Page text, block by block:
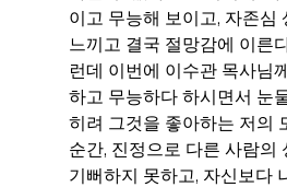
이고 무능해 보이고, 자존심
느끼고 결국 절망감에 이른
런데 이번에 이수관 목사님
하고 무능하다 하시면서 눈
히려 그것을 좋아하는 저의
순간, 진정으로 다른 사람의
기뻐하지 못하고, 자신보다